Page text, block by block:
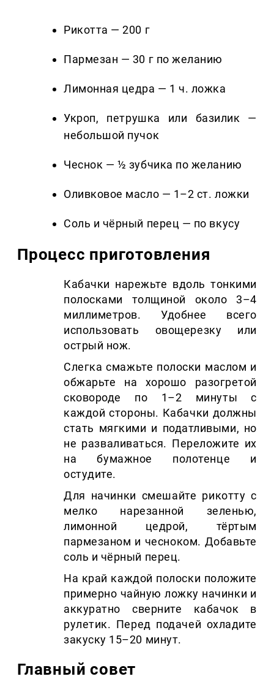
Рикотта — 200 г
Пармезан — 30 г по желанию
Лимонная цедра — 1 ч. ложка
Укроп, петрушка или базилик —
небольшой пучок
Чеснок — ½ зубчика по желанию
Оливковое масло — 1–2 ст. ложки
Соль и чёрный перец — по вкусу
Процесс приготовления
Кабачки нарежьте вдоль тонкими
полосками толщиной около 3–4
миллиметров. Удобнее всего
использовать овощерезку или
острый нож.
Слегка смажьте полоски маслом и
обжарьте на хорошо разогретой
сковороде по 1–2 минуты с
каждой стороны. Кабачки должны
стать мягкими и податливыми, но
не разваливаться. Переложите их
на бумажное полотенце и
остудите.
Для начинки смешайте рикотту с
мелко нарезанной зеленью,
лимонной цедрой, тёртым
пармезаном и чесноком. Добавьте
соль и чёрный перец.
На край каждой полоски положите
примерно чайную ложку начинки и
аккуратно сверните кабачок в
рулетик. Перед подачей охладите
закуску 15–20 минут.
Главный совет